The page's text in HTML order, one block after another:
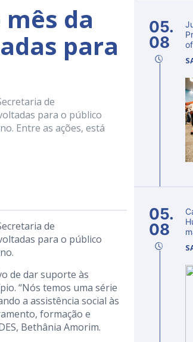
da
para
de
para o público
Entre as ações, está
de
para o público
de dar suporte às
“Nós temos uma série
a assistência social às
formação e
Bethânia Amorim.
05.
08
05.
08